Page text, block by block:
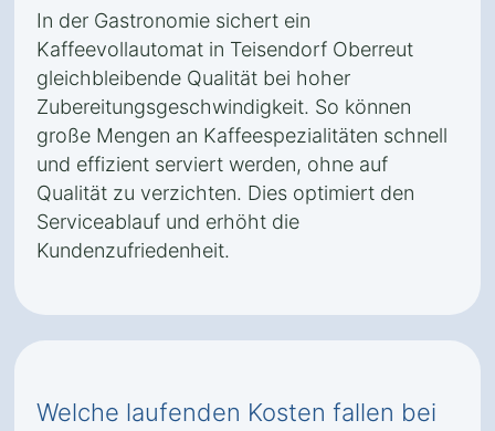
In der Gastronomie sichert ein
Kaffeevollautomat in Teisendorf Oberreut
gleichbleibende Qualität bei hoher
Zubereitungsgeschwindigkeit. So können
große Mengen an Kaffeespezialitäten schnell
und effizient serviert werden, ohne auf
Qualität zu verzichten. Dies optimiert den
Serviceablauf und erhöht die
Kundenzufriedenheit.
Welche laufenden Kosten fallen bei